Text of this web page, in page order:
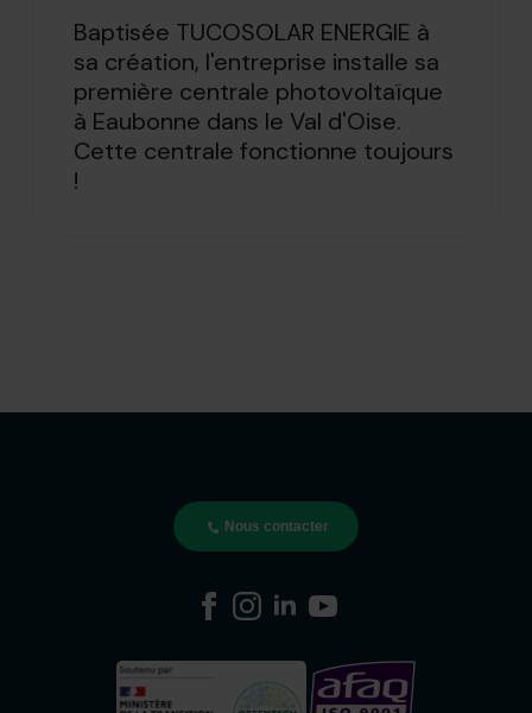
Baptisée TUCOSOLAR ENERGIE à
sa création, l'entreprise installe sa
première centrale photovoltaïque
à Eaubonne dans le Val d'Oise.
Cette centrale fonctionne toujours
!
Nous contacter